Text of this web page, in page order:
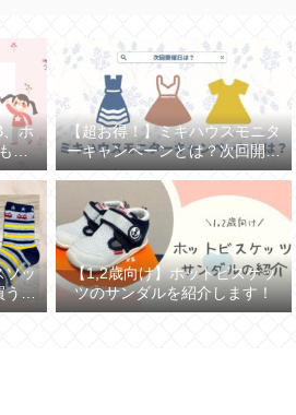
ホ
解
【超お得！】ミキハウスモニタ
ーキャンペーンとは？次回開催
日は？
ソッ
う方
【1,2歳向け】ホットビスケッ
ツのサンダルを紹介します！